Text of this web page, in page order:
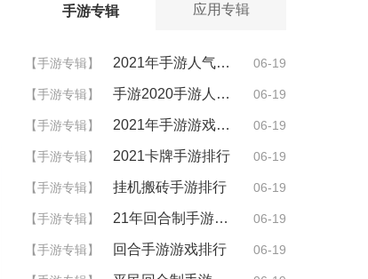
手游专辑 应用专辑
【手游专辑】 2021年手游人气排行 06-19
【手游专辑】 手游2020手游人气排行 06-19
【手游专辑】 2021年手游游戏排行 06-19
【手游专辑】 2021卡牌手游排行 06-19
【手游专辑】 挂机搬砖手游排行 06-19
【手游专辑】 21年回合制手游排行 06-19
【手游专辑】 回合手游游戏排行 06-19